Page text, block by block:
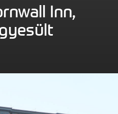
Inn,